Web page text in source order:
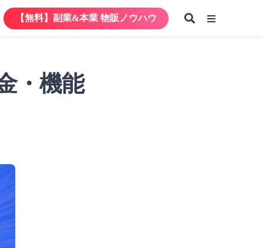
【無料】副業&本業 物販ノウハウ
【無料】副業&本業 物販ノウハウ
・機能